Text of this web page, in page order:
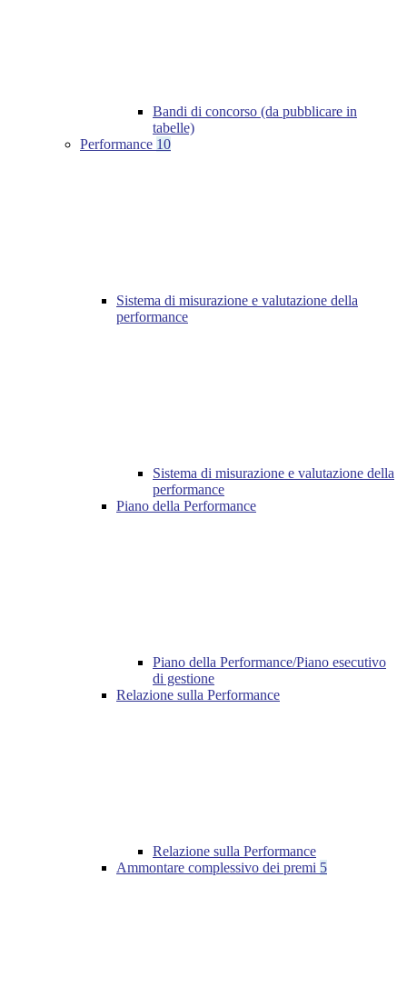
Bandi di concorso (da pubblicare in
tabelle)
Performance 10
Sistema di misurazione e valutazione della
performance
Sistema di misurazione e valutazione della
performance
Piano della Performance
Piano della Performance/Piano esecutivo
di gestione
Relazione sulla Performance
Relazione sulla Performance
Ammontare complessivo dei premi 5